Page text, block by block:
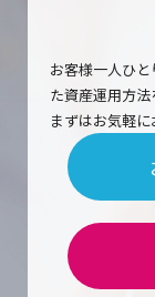
お客様一人ひ
た資産運用方法
まずはお気軽に